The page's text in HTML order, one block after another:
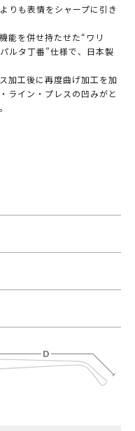
りも表情をシャープに引き
能を併せ持たせた“ワリ
ルタ丁番”仕様で、日本製
加工後に再度曲げ加工を加
ライン・プレスの凹みがと